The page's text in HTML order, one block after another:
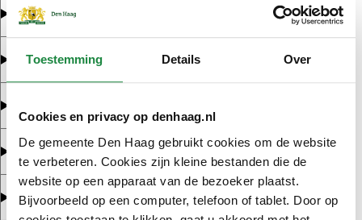
Toestemming Details Over
Cookies en privacy op denhaag.nl
De gemeente Den Haag gebruikt cookies om de website
te verbeteren. Cookies zijn kleine bestanden die de
website op een apparaat van de bezoeker plaatst.
Bijvoorbeeld op een computer, telefoon of tablet. Door op
Sporthal Ockenburgh
Sporthal Oranjeplein
Sporthal Piet Vink
Sporthal Transvaal